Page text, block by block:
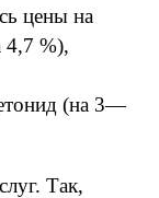
цены на
4,7 %),
(на 3—
Так,